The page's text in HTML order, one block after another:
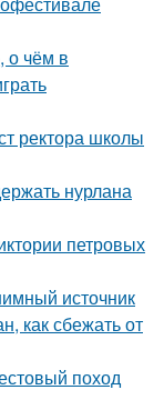
о чём в
ректора школы
нурлана
петровых
источник
как сбежать от
поход